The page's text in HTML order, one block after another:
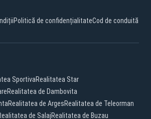
Politică de confidențialitateCod de conduită
SportivaRealitatea Star
Realitatea de Dambovita
Realitatea de ArgesRealitatea de Teleorman
de SalajRealitatea de Buzau